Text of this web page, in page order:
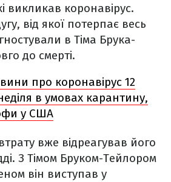
викликав коронавірус.
від якої потерпає весь
в Тіма Брука-
до смерті.
про коронавірус 12
в умовах карантину,
у США
вже відреагував його
З Тімом Бруком-Тейлором
він виступав у